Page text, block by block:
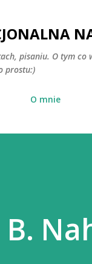
pisaniu. O tym
prostu:)
O mnie
B.